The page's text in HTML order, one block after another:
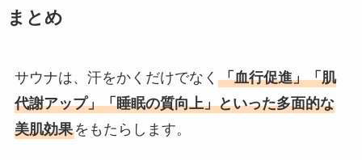
まとめ
サウナは、汗をかくだけでなく 「血行促進」「肌
代謝アップ」「睡眠の質向上」といった多面的な
美肌効果をもたらします。